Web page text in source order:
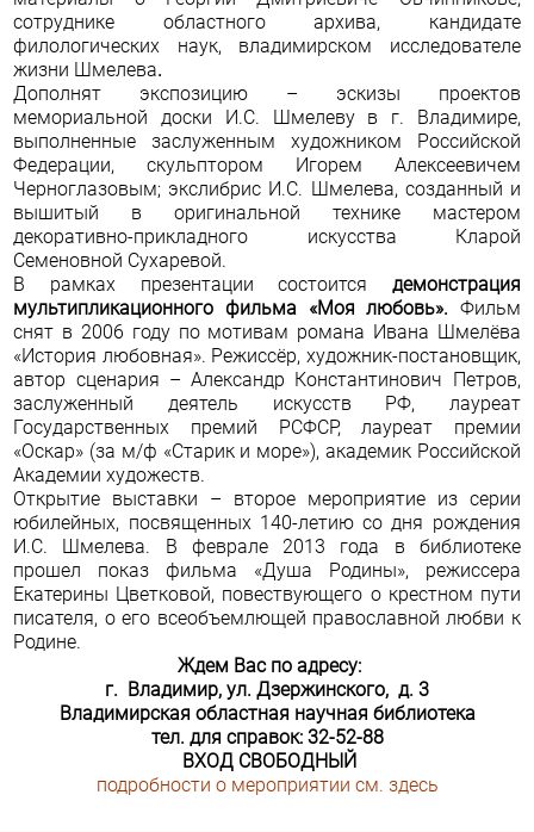
сотруднике областного архива, кандидате
филологических наук, владимирском исследователе
жизни Шмелева.
Дополнят экспозицию – эскизы проектов
мемориальной доски И.С. Шмелеву в г. Владимире,
выполненные заслуженным художником Российской
Федерации, скульптором Игорем Алексеевичем
Черноглазовым; экслибрис И.С. Шмелева, созданный и
вышитый в оригинальной технике мастером
декоративно-прикладного искусства Кларой
Семеновной Сухаревой.
В рамках презентации состоится демонстрация
мультипликационного фильма «Моя любовь». Фильм
снят в 2006 году по мотивам романа Ивана Шмелёва
«История любовная». Режиссёр, художник-постановщик,
автор сценария – Александр Константинович Петров,
заслуженный деятель искусств РФ, лауреат
Государственных премий РСФСР, лауреат премии
«Оскар» (за м/ф «Старик и море»), академик Российской
Академии художеств.
Открытие выставки – второе мероприятие из серии
юбилейных, посвященных 140-летию со дня рождения
И.С. Шмелева. В феврале 2013 года в библиотеке
прошел показ фильма «Душа Родины», режиссера
Екатерины Цветковой, повествующего о крестном пути
писателя, о его всеобъемлющей православной любви к
Родине.
Ждем Вас по адресу:
г. Владимир, ул. Дзержинского, д. 3
Владимирская областная научная библиотека
тел. для справок: 32-52-88
ВХОД СВОБОДНЫЙ
подробности о мероприятии см. здесь